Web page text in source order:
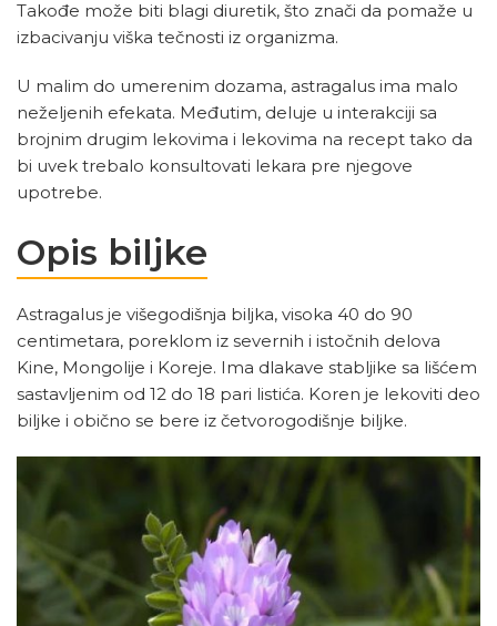
Takođe može biti blagi diuretik, što znači da pomaže u
izbacivanju viška tečnosti iz organizma.
U malim do umerenim dozama, astragalus ima malo
neželjenih efekata. Međutim, deluje u interakciji sa
brojnim drugim lekovima i lekovima na recept tako da
bi uvek trebalo konsultovati lekara pre njegove
upotrebe.
Opis biljke
Astragalus je višegodišnja biljka, visoka 40 do 90
centimetara, poreklom iz severnih i istočnih delova
Kine, Mongolije i Koreje. Ima dlakave stabljike sa lišćem
sastavljenim od 12 do 18 pari listića. Koren je lekoviti deo
biljke i obično se bere iz četvorogodišnje biljke.